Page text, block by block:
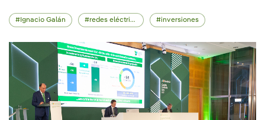
Ignacio Galán redes eléctricas inversiones